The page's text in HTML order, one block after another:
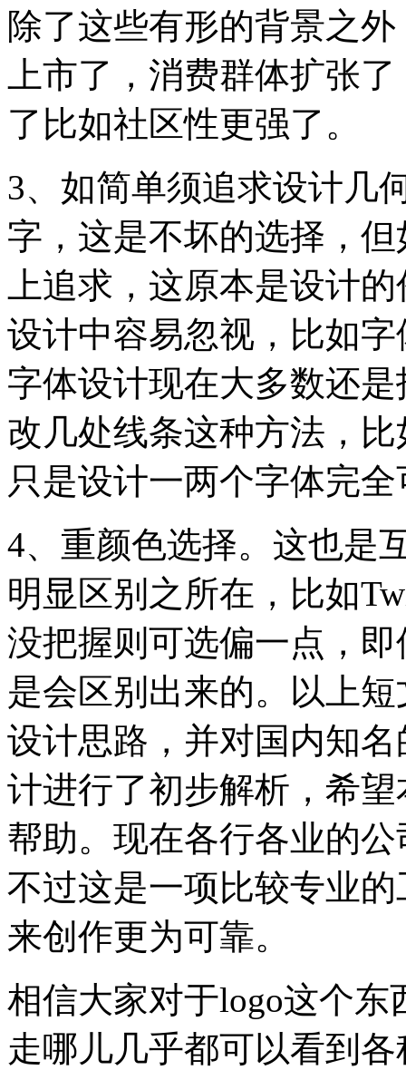
除了这些有形的背景之
上市了，消费群体扩张
了比如社区性更强了。
3、如简单须追求设计几
字，这是不坏的选择，
上追求，这原本是设计
设计中容易忽视，比如
字体设计现在大多数还
改几处线条这种方法，
只是设计一两个字体完
4、重颜色选择。这也是
明显区别之所在，比如
没把握则可选偏一点，
是会区别出来的。以上
设计思路，并对国内知
计进行了初步解析，希
帮助。现在各行各业的
不过这是一项比较专业
来创作更为可靠。
相信大家对于logo这个
走哪儿几乎都可以看到